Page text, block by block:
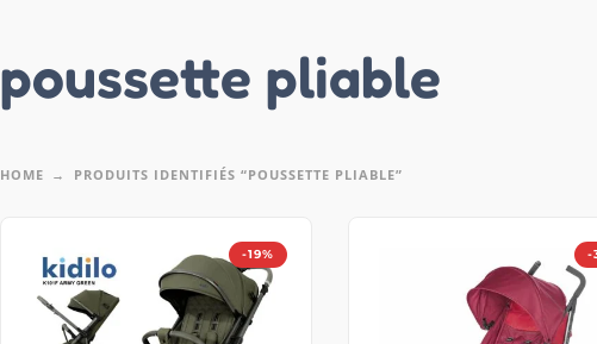
poussette pliable
HOME PRODUITS IDENTIFIÉS “POUSSETTE PLIABLE”
-19% -